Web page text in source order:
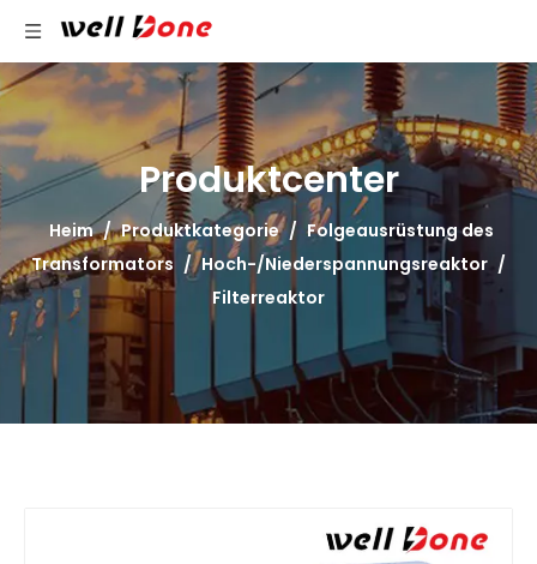
Produktcenter
Heim / Produktkategorie / Folgeausrüstung des
Transformators / Hoch-/Niederspannungsreaktor /
Filterreaktor